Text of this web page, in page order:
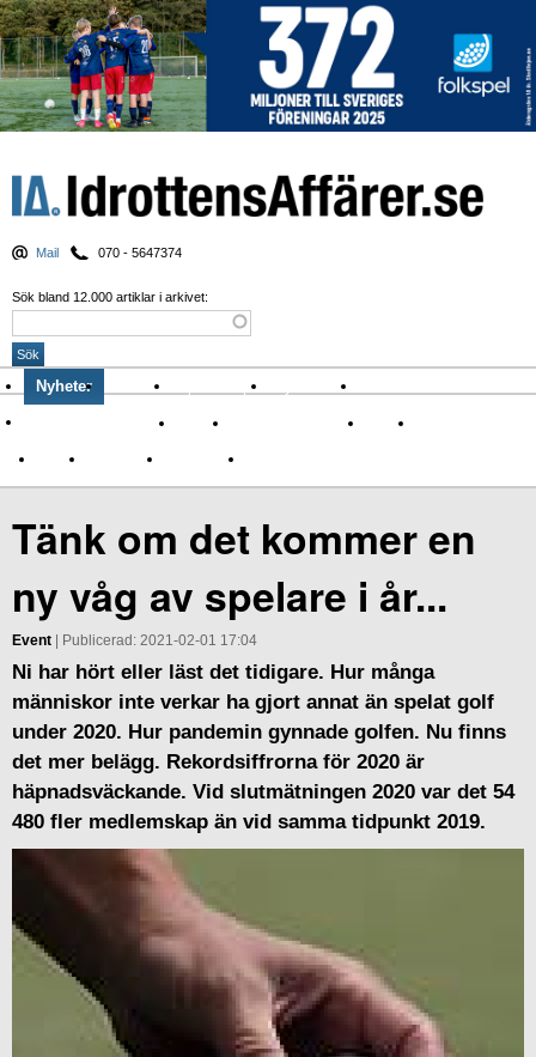
Mail 070 - 5647374
Sök bland 12.000 artiklar i arkivet:
Nyheter Krönikor Sport & spel Nyhetsbrev
Om Idrottens Affärer
Affärer I spåren av Corona Arena
Namn Sponsring TV-nyheter
Tänk om det kommer en
ny våg av spelare i år...
Event | Publicerad: 2021-02-01 17:04
Ni har hört eller läst det tidigare. Hur många
människor inte verkar ha gjort annat än spelat golf
under 2020. Hur pandemin gynnade golfen. Nu finns
det mer belägg. Rekordsiffrorna för 2020 är
häpnadsväckande. Vid slutmätningen 2020 var det 54
480 fler medlemskap än vid samma tidpunkt 2019.